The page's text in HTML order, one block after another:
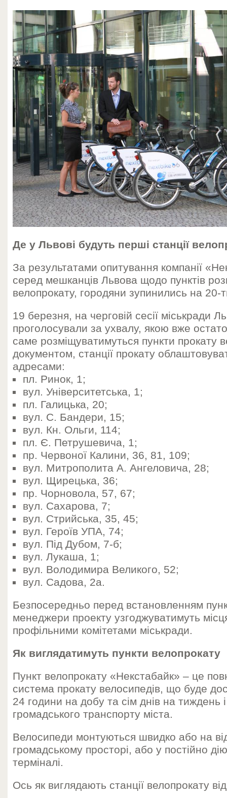
Де у Львові будуть перші станції
За результатами опитування компанії
серед мешканців Львова щодо пунктів
велопрокату, городяни зупинились на 20-
19 березня, на черговій сесії міськради
проголосували за ухвалу, якою вже
саме розміщуватимуться пункти прокату
документом, станції прокату
адресами:
пл. Ринок, 1;
вул. Університетська, 1;
пл. Галицька, 20;
вул. С. Бандери, 15;
вул. Кн. Ольги, 114;
пл. Є. Петрушевича, 1;
пр. Червоної Калини, 36, 81, 109;
вул. Митрополита А. Ангеловича, 28;
вул. Щирецька, 36;
пр. Чорновола, 57, 67;
вул. Сахарова, 7;
вул. Стрийська, 35, 45;
вул. Героїв УПА, 74;
вул. Під Дубом, 7-б;
вул. Лукаша, 1;
вул. Володимира Великого, 52;
вул. Садова, 2а.
Безпосередньо перед встановленням
менеджери проекту узгоджуватимуть
профільними комітетами міськради.
Як виглядатимуть пункти велопрокату
Пункт велопрокату «Некстабайк» – це
система прокату велосипедів, що буде
24 години на добу та сім днів на тиждень
громадського транспорту міста.
Велосипеди монтуються швидко або на
громадському просторі, або у постійно
терміналі.
Ось як виглядають станції велопрокату